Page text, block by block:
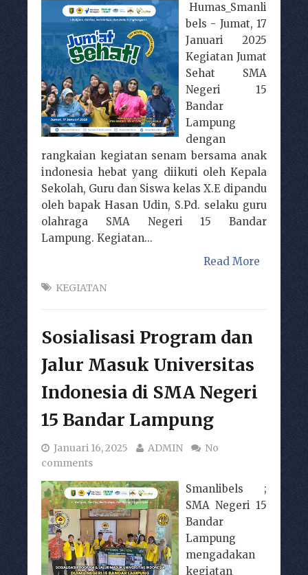
Humas_Smanli
bels - Jumat, 17
Januari 2025
Kegiatan Jumat
Sehat SMA
Negeri 15
Bandar
Lampung
dengan
rangkaian kegiatan senam bersama anak
indonesia hebat yang diikuti oleh Kepala
Sekolah, Guru dan Siswa kelas X.E dipandu
oleh bapak Hasan Udin, S.Pd. selaku guru
olahraga SMA Negeri 15 Bandar
Lampung. Kegiatan...
Read More
KEGIATAN
Sosialisasi Program dan
Jalur Masuk Universitas
Indonesia di SMA Negeri
15 Bandar Lampung
Januari 16, 2025 ADMIN
No
comments
Smanlibels ;
SMA Negeri 15
Bandar
Lampung
mengadakan
kegiatan